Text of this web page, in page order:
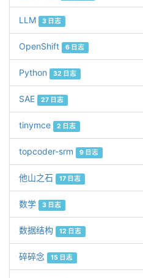
LLM 3 日志
OpenShift 6 日志
Python 32 日志
SAE 27 日志
tinymce 2 日志
topcoder-srm 9 日志
他山之石 17 日志
数学 3 日志
数据结构 12 日志
碎碎念 15 日志